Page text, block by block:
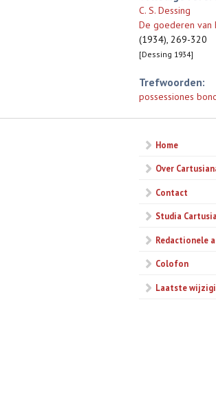
C. S. Dessing
De goederen van
(1934), 269-320
[Dessing 1934]
Trefwoorden:
possessiones
Home
Over
Contact
Studia
Redactionele
Colofon
Laatste